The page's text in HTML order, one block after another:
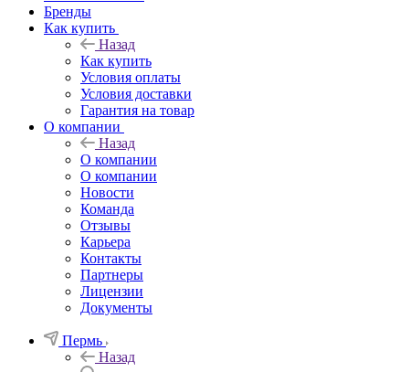
Бренды
Как купить
Назад
Как купить
Условия оплаты
Условия доставки
Гарантия на товар
О компании
Назад
О компании
О компании
Новости
Команда
Отзывы
Карьера
Контакты
Партнеры
Лицензии
Документы
Пермь
Назад